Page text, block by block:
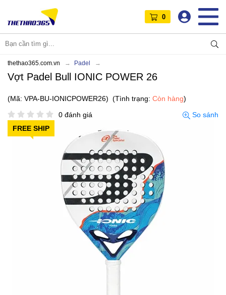
0
thethao365.com.vn Padel
Vợt Padel Bull IONIC POWER 26
(Mã: VPA-BU-IONICPOWER26) (Tình trạng: Còn hàng)
0 đánh giá
So sánh
FREE SHIP